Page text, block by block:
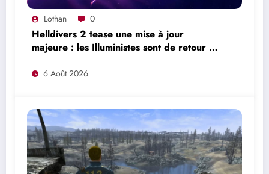
Lothan 0
Helldivers 2 tease une mise à jour
majeure : les Illuministes sont de retour et
une nouvelle offensive se prépare
6 Août 2026